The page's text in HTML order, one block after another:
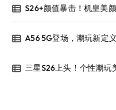
S26+颜值暴击！机皇美
A56 5G登场，潮玩新定义
三星S26上头！个性潮玩